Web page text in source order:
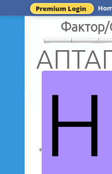
Premium Login
Фактор/